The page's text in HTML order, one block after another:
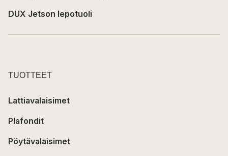
DUX Jetson lepotuoli
TUOTTEET
Lattiavalaisimet
Plafondit
Pöytävalaisimet